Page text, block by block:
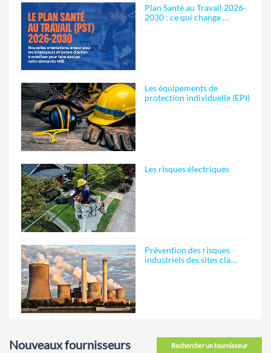
Plan Santé au Travail 2026-
2030 : ce qui change …
Les équipements de
protection individuelle (EPI)
Les risques électriques
Prévention des risques
industriels des sites cla…
Rechercher un fournisseur
Nouveaux fournisseurs